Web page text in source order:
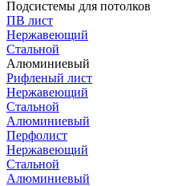
Подсистемы для потолков
ПВ лист
Нержавеющий
Стальной
Алюминиевый
Рифленый лист
Нержавеющий
Стальной
Алюминиевый
Перфолист
Нержавеющий
Стальной
Алюминиевый